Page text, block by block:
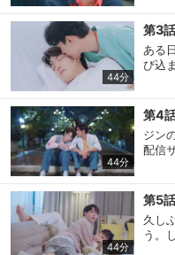
を訪
中の
には
まう
44分
第3
ある
び込
に横
ガイ
いか
た。
44分
第4
ジン
配信
イド
それ
ガイ
のだ。
44分
第5
久し
う。